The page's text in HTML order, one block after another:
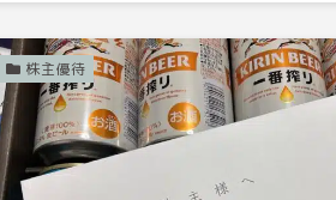
株主優待